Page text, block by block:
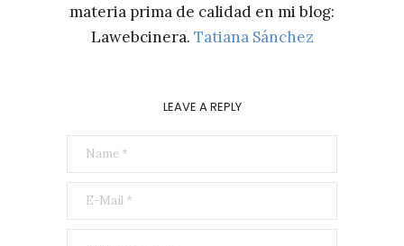
materia prima de calidad en mi blog:
Lawebcinera. Tatiana Sánchez
LEAVE A REPLY